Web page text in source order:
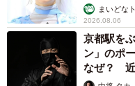
まいどな
2026.08.06
京都駅を
ン」のポ
なぜ？
未熟」